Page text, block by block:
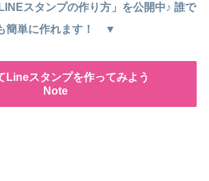
スタンプの作り方」を公開中♪ 誰で
簡単に作れます！ ▼
Lineスタンプを作ってみよう
Note